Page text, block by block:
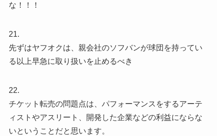
な！！！
21.
先ずはヤフオクは、親会社のソフバンが球団を持ってい
る以上早急に取り扱いを止めるべき
22.
チケット転売の問題点は、パフォーマンスをするアーテ
ィストやアスリート、開発した企業などの利益にならな
いということだと思います。